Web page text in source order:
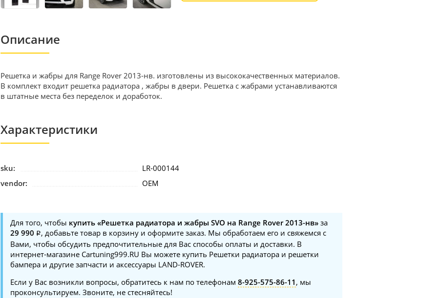
Описание
Решетка и жабры для Range Rover 2013-нв. изготовлены из высококачественных материалов.
В комплект входит решетка радиатора , жабры в двери. Решетка с жабрами устанавливаются
в штатные места без переделок и доработок.
Характеристики
sku:
LR-000144
vendor:
OEM
Для того, чтобы купить «Решетка радиатора и жабры SVO на Range Rover 2013-нв» за
29 990
, добавьте товар в корзину и оформите заказ. Мы обработаем его и свяжемся с
Вами, чтобы обсудить предпочтительные для Вас способы оплаты и доставки. В
интернет-магазине Cartuning999.RU Вы можете купить Решетки радиатора и решетки
бампера и другие запчасти и аксессуары LAND-ROVER.
Если у Вас возникли вопросы, обратитесь к нам по телефонам 8-925-575-86-11 , мы
проконсультируем. Звоните, не стесняйтесь!